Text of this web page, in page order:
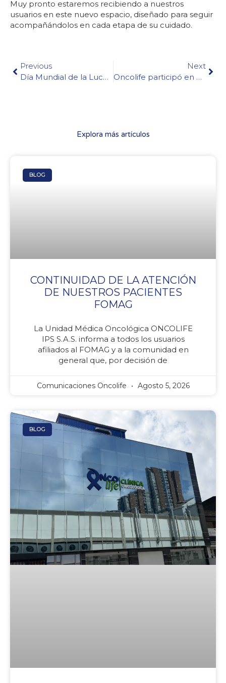
Muy pronto estaremos recibiendo a nuestros
usuarios en este nuevo espacio, diseñado para seguir
acompañándolos en cada etapa de su cuidado.
Previous
Día Mundial de la Lucha contra el Cáncer de Piel: prevención, detección temprana y cuidados durante el tratamiento
Next
Oncolife participó en el Simposio Cronicidad & Salud 2026 en Chía
Explora más artículos
BLOG
CONTINUIDAD DE LA ATENCIÓN
DE NUESTROS PACIENTES
FOMAG
La Unidad Médica Oncológica ONCOLIFE
IPS S.A.S. informa a todos los usuarios
afiliados al FOMAG y a la comunidad en
general que, por decisión de
Comunicaciones Oncolife Agosto 5, 2026
BLOG